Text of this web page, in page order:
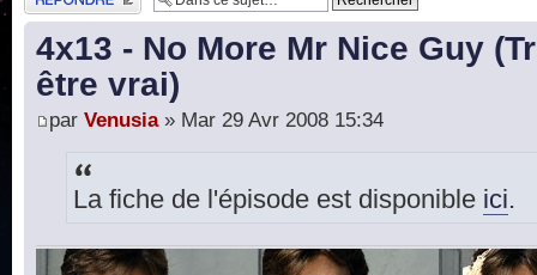
4x13 - No More Mr Nice Guy
être vrai)
par Venusia» Mar 29 Avr 2008 15:34
La fiche de l'épisode est disponible ici.